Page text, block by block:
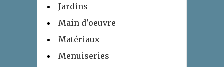
Jardins
Main d'oeuvre
Matériaux
Menuiseries